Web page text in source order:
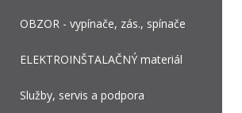
OBZOR - vypínače, zás., spínače
ELEKTROINŠTALAČNÝ materiál
Služby, servis a podpora